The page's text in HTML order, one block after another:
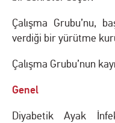
Çalışma Grubu’nu,
verdiği bir yürütme
Çalışma Grubu’nun
Genel
Diyabetik Ayak